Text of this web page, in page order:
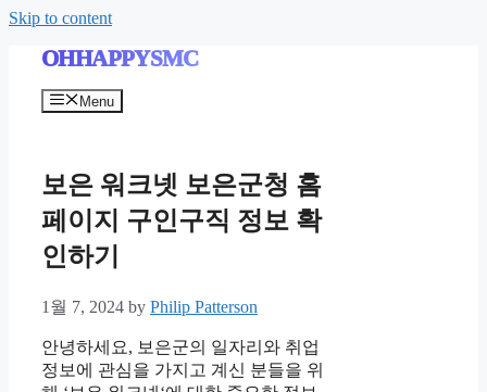
Skip to content
OHHAPPYSMC
Menu
보은 워크넷 보은군청 홈
페이지 구인구직 정보 확
인하기
1월 7, 2024 by Philip Patterson
안녕하세요, 보은군의 일자리와 취업
정보에 관심을 가지고 계신 분들을 위